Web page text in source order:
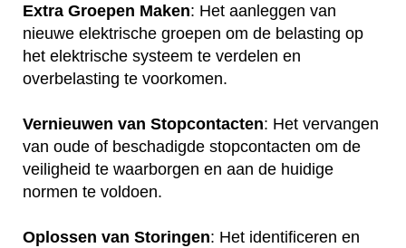
Extra Groepen Maken: Het aanleggen van
nieuwe elektrische groepen om de belasting op
het elektrische systeem te verdelen en
overbelasting te voorkomen.
Vernieuwen van Stopcontacten: Het vervangen
van oude of beschadigde stopcontacten om de
veiligheid te waarborgen en aan de huidige
normen te voldoen.
Oplossen van Storingen: Het identificeren en